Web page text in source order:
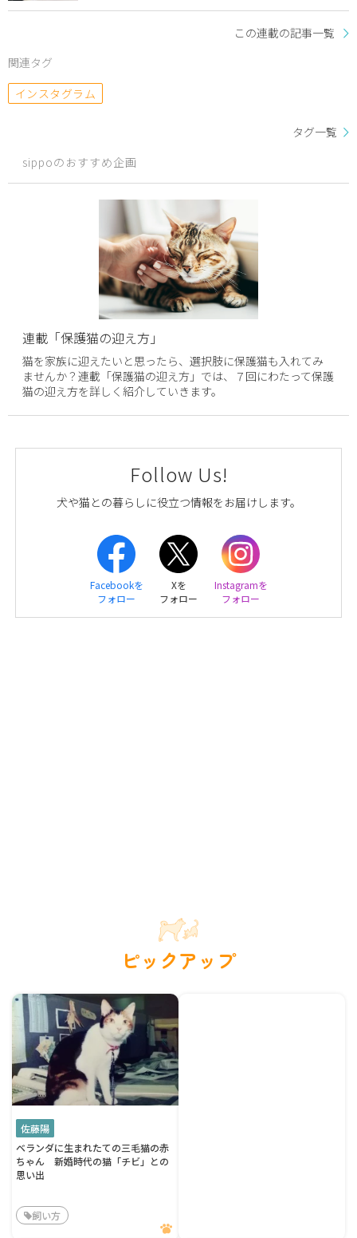
この連載の記事一覧
関連タグ
インスタグラム
タグ一覧
sippoのおすすめ企画
連載「保護猫の迎え方」
猫を家族に迎えたいと思ったら、選択肢に保護猫も入れてみ
ませんか？連載「保護猫の迎え方」では、７回にわたって保護
猫の迎え方を詳しく紹介していきます。
Follow Us!
犬や猫との暮らしに役立つ情報をお届けします。
Facebookを
フォロー
Xを
フォロー
Instagramを
フォロー
ピックアップ
佐藤陽
ベランダに生まれたての三毛猫の赤
ちゃん 新婚時代の猫「チビ」との
思い出
飼い方